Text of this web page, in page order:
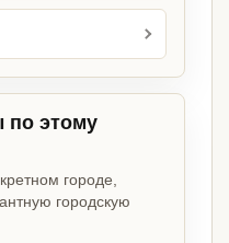
по этому
городе,
городскую